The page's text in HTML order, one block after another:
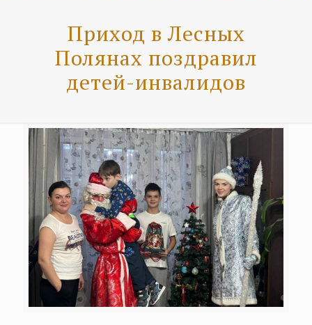
Приход в Лесных
Полянах поздравил
детей-инвалидов